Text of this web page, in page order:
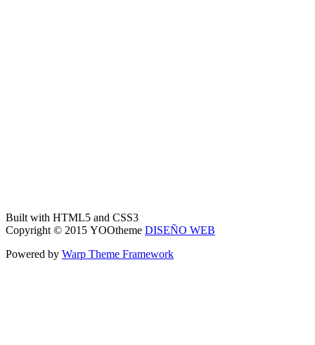
Built with HTML5 and CSS3
Copyright © 2015 YOOtheme DISEÑO WEB
Powered by Warp Theme Framework